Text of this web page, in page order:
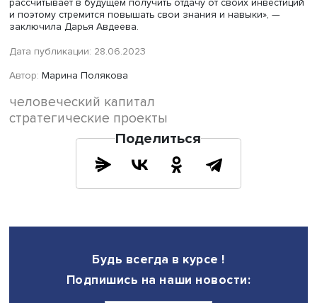
ЗДОРОВЬЯ РАБОТНИКОВ
ПОРЯДКА +0,6 П.П. РОСТА ЕЖЕГОДНО
Анализ данных показывает, что основной период
российской экономики пришелся на 2004–2017 годы. В
время повышение уровней образования и улучшение
состояния здоровья работников обеспечивали
п.п. роста ежегодно.
В 2018–2019 годах среднегодовой вклад
капитала приблизился к нулевому. В 2020–2021 годах
опережала динамику человеческого капитала. Вместе
на рост, и на накопление человеческого капитала
демография.